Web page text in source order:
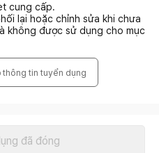
cung cấp.
lại hoặc chỉnh sửa khi chưa
không được sử dụng cho mục
thông tin tuyển dụng
đã đóng